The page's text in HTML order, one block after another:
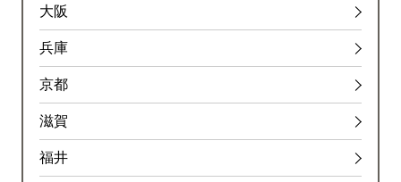
大阪
兵庫
京都
滋賀
福井